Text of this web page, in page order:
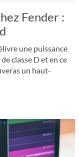
Fender :
une puissance
classe D et en ce
un haut-